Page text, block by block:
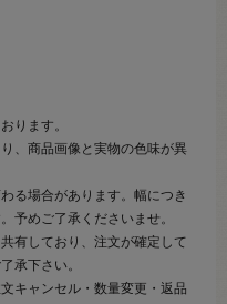
ります。
、商品画像と実物の色味が異
る場合があります。幅につき
予めご了承くださいませ。
有しており、注文が確定して
承下さい。
キャンセル・数量変更・返品